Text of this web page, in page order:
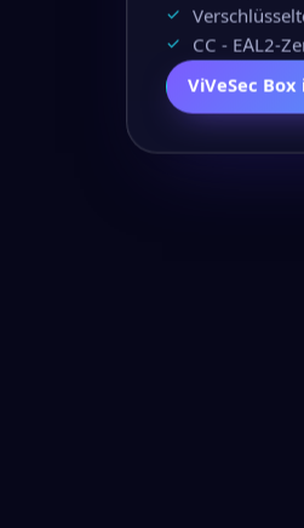
CC - EAL2-
ViVeSec